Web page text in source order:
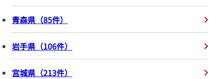
青森県 （85件）
岩手県 （106件）
宮城県 （213件）